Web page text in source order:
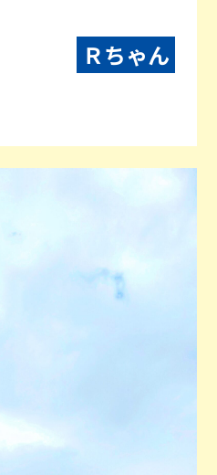
Ｒちゃん